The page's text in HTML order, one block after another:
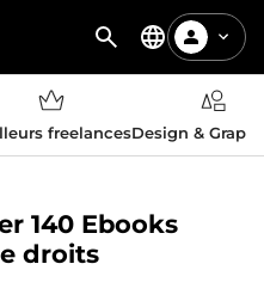
freelancesDesign &
140 Ebooks
droits